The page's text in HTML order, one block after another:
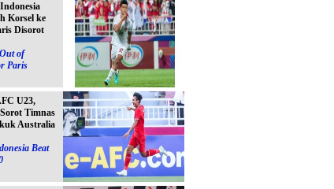
Korsel ke
Disorot
of
Paris
U23,
Timnas
Australia
Beat